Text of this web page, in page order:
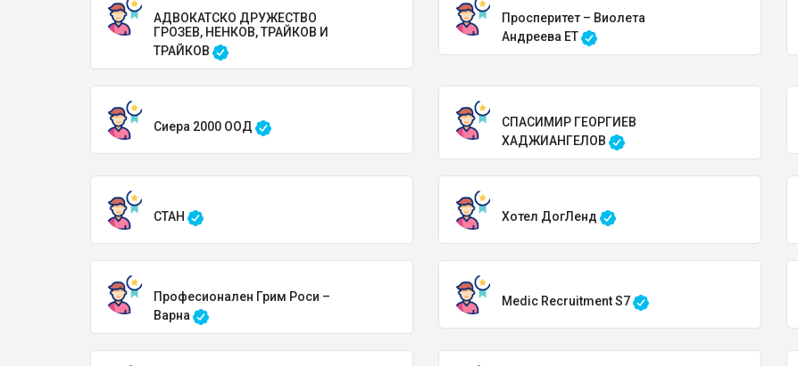
АДВОКАТСКО ДРУЖЕСТВО
ГРОЗЕВ, НЕНКОВ, ТРАЙКОВ И
ТРАЙКОВ
Просперитет – Виолета
Андреева ЕТ
Сиера 2000 ООД
СПАСИМИР ГЕОРГИЕВ
ХАДЖИАНГЕЛОВ
СТАН Хотел ДогЛенд
Професионален Грим Роси –
Варна
Medic Recruitment S7